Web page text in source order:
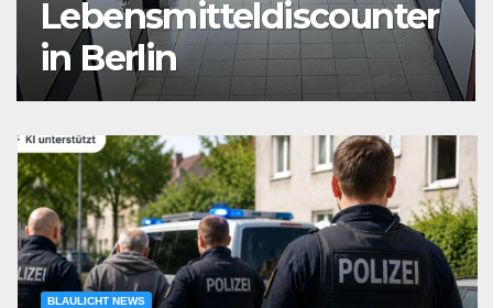
Auseinandersetzung in
der Landshuter Altstadt
BLAULICHT NEWS